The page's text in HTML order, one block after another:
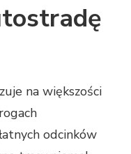
na większości
odcinków